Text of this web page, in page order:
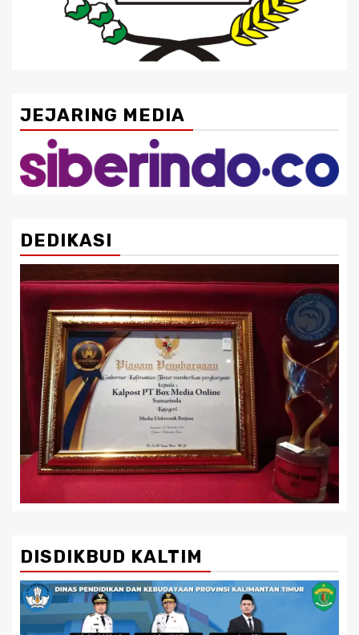
JEJARING MEDIA
DEDIKASI
DISDIKBUD KALTIM